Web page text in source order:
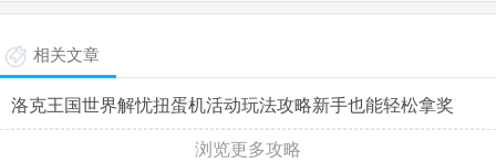
相关文章
洛克王国世界解忧扭蛋机活动玩法攻略新手也能轻松拿奖
浏览更多攻略